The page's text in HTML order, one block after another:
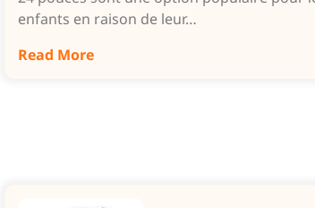
enfants en raison de leur…
Read More